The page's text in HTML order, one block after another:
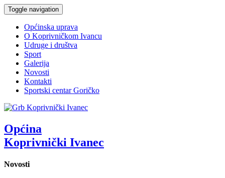
Toggle navigation
Općinska uprava
O Koprivničkom Ivancu
Udruge i društva
Sport
Galerija
Novosti
Kontakti
Sportski centar Goričko
Općina
Koprivnički Ivanec
Novosti